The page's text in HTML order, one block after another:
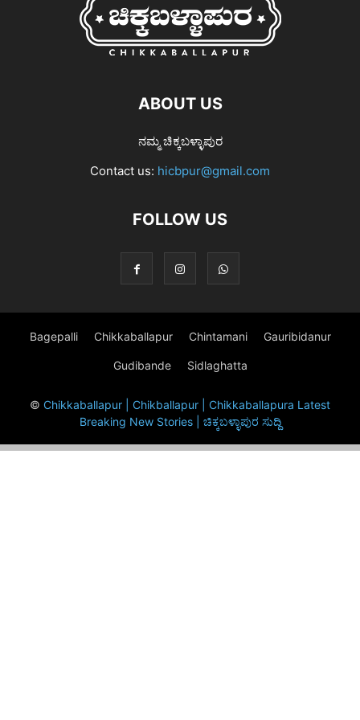
ABOUT US
ನಮ್ಮ ಚಿಕ್ಕಬಳ್ಳಾಪುರ
Contact us: hicbpur@gmail.com
FOLLOW US
Bagepalli Chikkaballapur Chintamani Gauribidanur
Gudibande Sidlaghatta
© Chikkaballapur | Chikballapur | Chikkaballapura Latest
Breaking New Stories | ಚಿಕ್ಕಬಳ್ಳಾಪುರ ಸುದ್ದಿ